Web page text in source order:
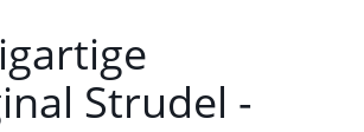
Strudel -